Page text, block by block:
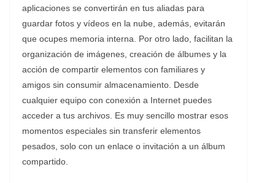
aplicaciones se convertirán en tus aliadas para
guardar fotos y vídeos en la nube, además, evitarán
que ocupes memoria interna. Por otro lado, facilitan la
organización de imágenes, creación de álbumes y la
acción de compartir elementos con familiares y
amigos sin consumir almacenamiento. Desde
cualquier equipo con conexión a Internet puedes
acceder a tus archivos. Es muy sencillo mostrar esos
momentos especiales sin transferir elementos
pesados, solo con un enlace o invitación a un álbum
compartido.